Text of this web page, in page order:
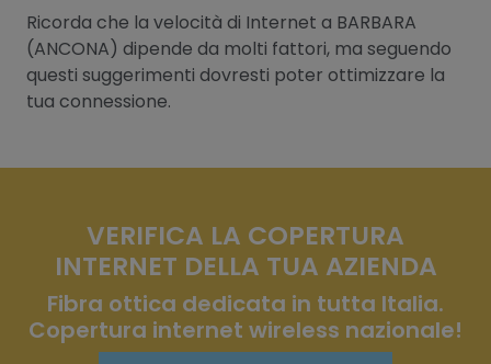
Ricorda che la velocità di Internet a BARBARA
(ANCONA) dipende da molti fattori, ma seguendo
questi suggerimenti dovresti poter ottimizzare la
tua connessione.
VERIFICA LA COPERTURA
INTERNET DELLA TUA AZIENDA
Fibra ottica dedicata in tutta Italia.
Copertura internet wireless nazionale!